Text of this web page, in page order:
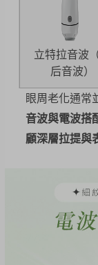
立特拉音波
后音波）
眼周老化通常
音波與電波搭
顧深層拉提與